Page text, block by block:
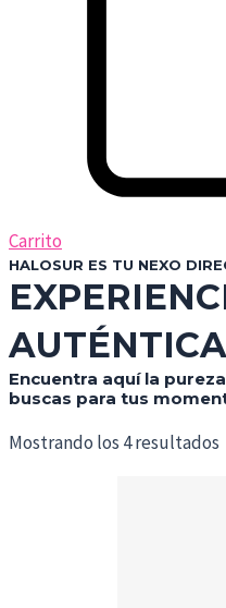
Carrito
HALOSUR ES TU NEXO
AUTÉNTICA
Encuentra aquí la
buscas para tus
Mostrando los 4 resultados